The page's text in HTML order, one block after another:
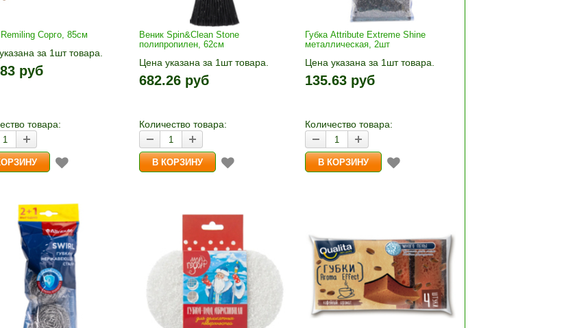
Сорго, 85см
за 1шт товара.
кнопками «+»
Выберите нужное
руб
товара:
Веник Spin&Clean Stone
полипропилен, 62см
Цена указана за 1шт товара.
1шт прибавляется кнопками «+»
и «-». Выберите нужное
682.26 руб
Количество товара:
Губка Attribute Extreme Shine
металлическая, 2шт
Цена указана за 1шт товара.
1шт прибавляется кнопками «+»
и «-». Выберите нужное
135.63 руб
Количество товара: